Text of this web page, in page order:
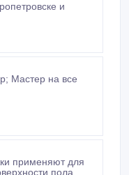
и
Мастер на все
применяют для
пола